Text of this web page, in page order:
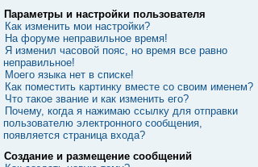
Параметры и настройки пользователя
Как изменить мои настройки?
На форуме неправильное время!
Я изменил часовой пояс, но время все равно
неправильное!
Моего языка нет в списке!
Как поместить картинку вместе со своим именем?
Что такое звание и как изменить его?
Почему, когда я нажимаю ссылку для отправки
пользователю электронного сообщения,
появляется страница входа?
Создание и размещение сообщений